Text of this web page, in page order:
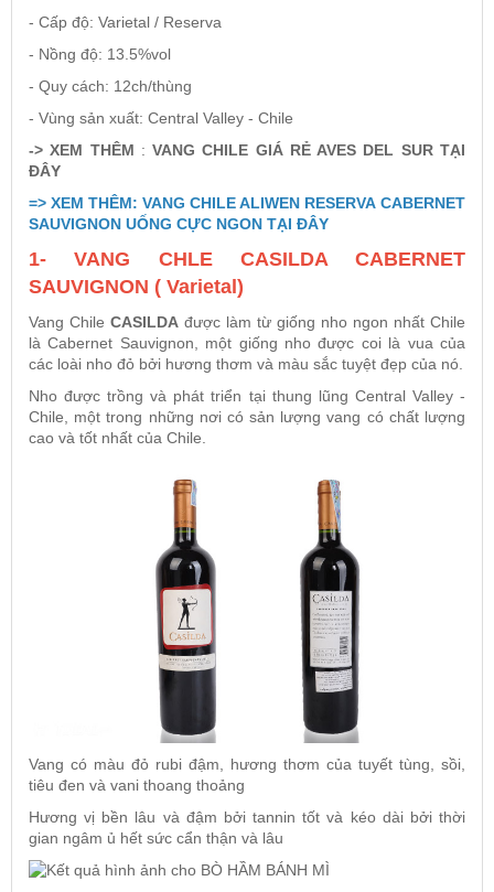
- Cấp độ: Varietal / Reserva
- Nồng độ: 13.5%vol
- Quy cách: 12ch/thùng
- Vùng sản xuất: Central Valley - Chile
-> XEM THÊM :VANG CHILE GIÁ RẺ AVES DEL SUR TẠI
ĐÂY
=> XEM THÊM: VANG CHILE ALIWEN RESERVA CABERNET
SAUVIGNON UỐNG CỰC NGON TẠI ĐÂY
1- VANG CHLE CASILDA CABERNET
SAUVIGNON ( Varietal)
Vang Chile CASILDA được làm từ giống nho ngon nhất Chile
là Cabernet Sauvignon, một giống nho được coi là vua của
các loài nho đỏ bởi hương thơm và màu sắc tuyệt đẹp của nó.
Nho được trồng và phát triển tại thung lũng Central Valley -
Chile, một trong những nơi có sản lượng vang có chất lượng
cao và tốt nhất của Chile.
Vang có màu đỏ rubi đậm, hương thơm của tuyết tùng, sồi,
tiêu đen và vani thoang thoảng
Hương vị bền lâu và đậm bởi tannin tốt và kéo dài bởi thời
gian ngâm ủ hết sức cẩn thận và lâu